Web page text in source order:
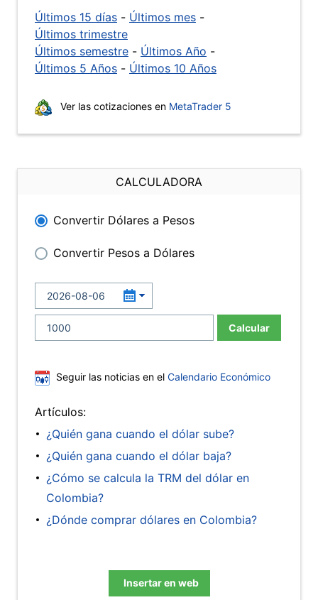
Últimos 15 días - Últimos mes -
Últimos trimestre
Últimos semestre - Últimos Año -
Últimos 5 Años - Últimos 10 Años
Ver las cotizaciones en MetaTrader 5
CALCULADORA
Convertir Dólares a Pesos
Convertir Pesos a Dólares
Calcular
Seguir las noticias en el Calendario Económico
Artículos:
¿Quién gana cuando el dólar sube?
¿Quién gana cuando el dólar baja?
¿Cómo se calcula la TRM del dólar en
Colombia?
¿Dónde comprar dólares en Colombia?
Insertar en web